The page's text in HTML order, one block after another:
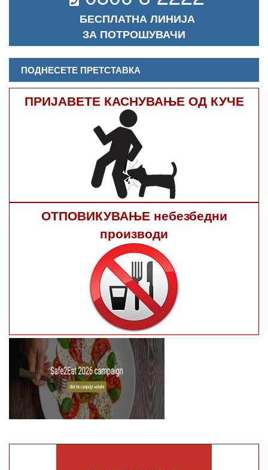
БЕСПЛАТНА ЛИНИЈА
ЗА ПОТРОШУВАЧИ
ПОДНЕСЕТЕ ПРЕТСТАВКА
ПРИЈАВЕТЕ КАСНУВАЊЕ ОД КУЧЕ
ОТПОВИКУВАЊЕ небезбедни
производи